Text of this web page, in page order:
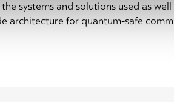
systems and solutions used as
architecture for quantum-safe